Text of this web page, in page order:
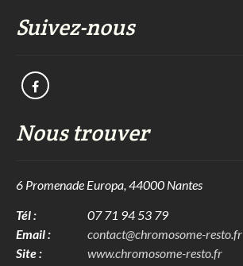
Suivez-nous
Nous trouver
6 Promenade Europa, 44000 Nantes
Tél :
07 71 94 53 79
Email :
contact@chromosome-resto.fr
Site :
www.chromosome-resto.fr